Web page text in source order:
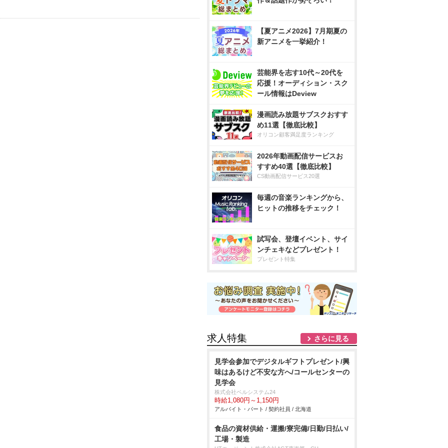
【夏アニメ2026】7月期夏の
新アニメを一挙紹介！
芸能界を志す10代～20代を
応援！オーディション・スク
ール情報はDeview
漫画読み放題サブスクおすす
め11選【徹底比較】
オリコン顧客満足度ランキング
2026年動画配信サービスお
すすめ40選【徹底比較】
CS動画配信サービス20選
毎週の音楽ランキングから、
ヒットの推移をチェック！
試写会、登壇イベント、サイ
ンチェキなどプレゼント！
プレゼント特集
求人特集 さらに見る
見学会参加でデジタルギフトプレゼント/興
味はあるけど不安な方へ/コールセンターの
見学会
株式会社ベルシステム24
時給1,080円～1,150円
アルバイト・パート / 契約社員 / 北海道
食品の資材供給・運搬/寮完備/日勤/日払い/
工場・製造